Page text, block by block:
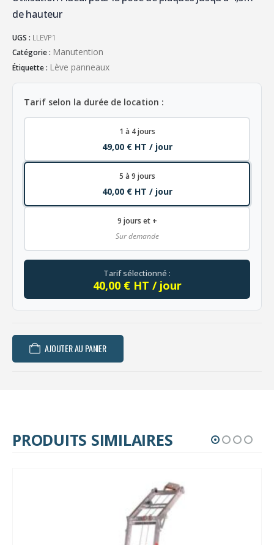
de hauteur
UGS : LLEVP1
Catégorie : Manutention
Étiquette : Lève panneaux
Tarif selon la durée de location :
1 à 4 jours
49,00 € HT / jour
5 à 9 jours
40,00 € HT / jour
9 jours et +
Sur demande
Tarif sélectionné :
40,00 € HT / jour
AJOUTER AU PANIER
PRODUITS SIMILAIRES